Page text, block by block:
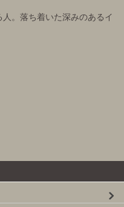
。落ち着いた深みのあるイ